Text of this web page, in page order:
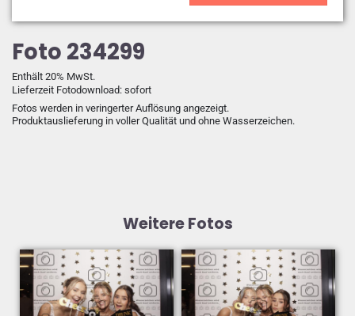
Foto 234299
Enthält 20% MwSt.
Lieferzeit Fotodownload: sofort
Fotos werden in veringerter Auflösung angezeigt.
Produktauslieferung in voller Qualität und ohne Wasserzeichen.
Weitere Fotos